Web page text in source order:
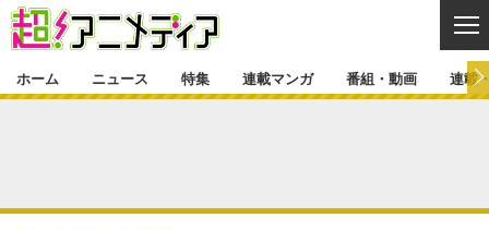
ゲーム・アプリ マンガ
特集一覧 カバー
連載マンガ
ホーム ニュース 特集 連載マンガ 番組・動画 連載